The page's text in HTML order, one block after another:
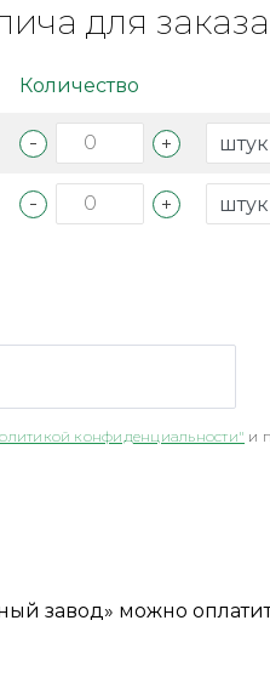
для
Количество
конфиденциальности" и
завод» можно